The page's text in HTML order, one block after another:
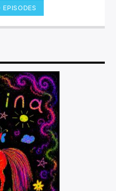
Nu Metal, Glam metal,
Metal Progresivo ¡y más
Domingo 10 am a 12 pm por